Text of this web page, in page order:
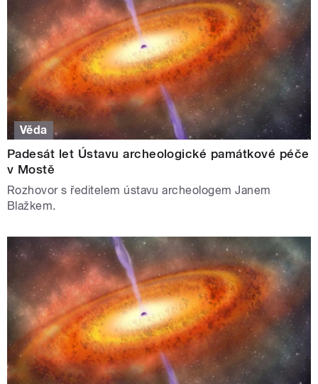
Věda
Padesát let Ústavu archeologické památkové péče
v Mostě
Rozhovor s ředitelem ústavu archeologem Janem
Blažkem.